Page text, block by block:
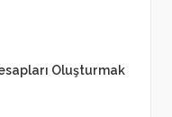
Oluşturmak